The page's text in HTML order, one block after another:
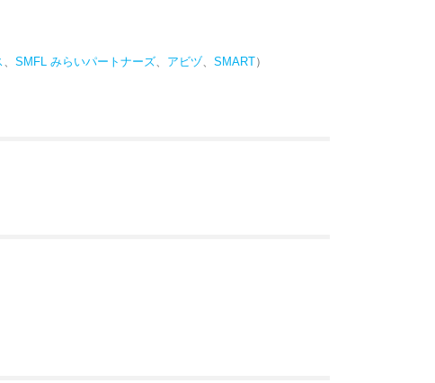
SMFL みらいパートナーズ アビヅ、 SMART）